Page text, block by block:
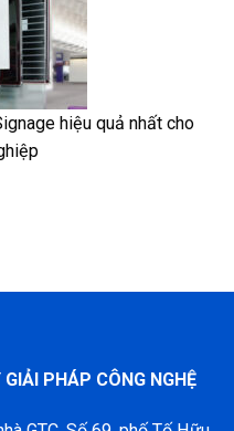
hiệu quả nhất cho
PHÁP CÔNG NGHỆ